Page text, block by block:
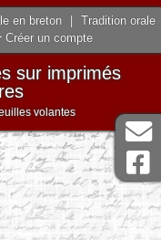
en breton
Tradition orale
Créer un compte
sur imprimés
volantes